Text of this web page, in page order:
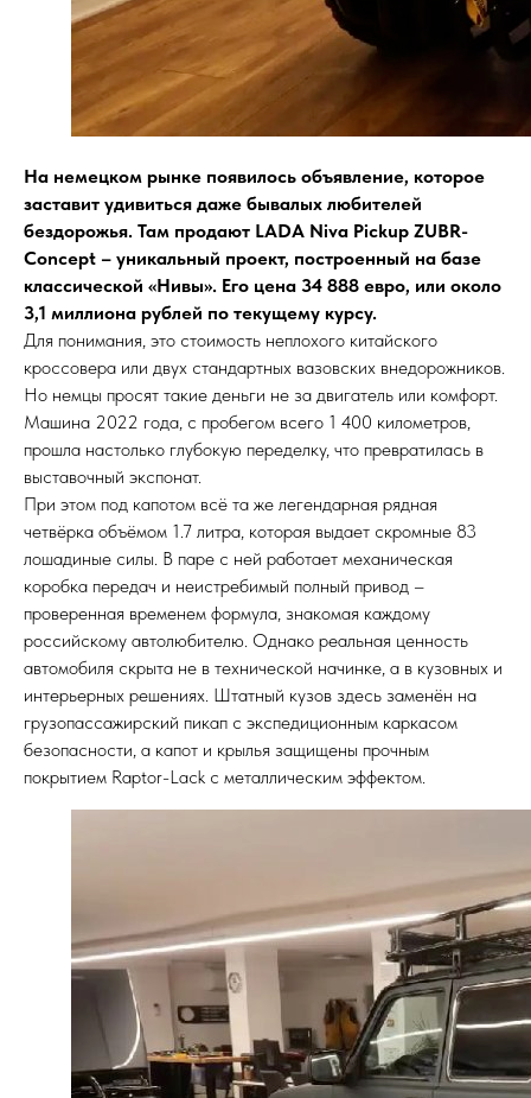
На немецком рынке появилось объявление, которое
заставит удивиться даже бывалых любителей
бездорожья. Там продают LADA Niva Pickup ZUBR-
Concept – уникальный проект, построенный на базе
классической «Нивы». Его цена 34 888 евро, или около
3,1 миллиона рублей по текущему курсу.
Для понимания, это стоимость неплохого китайского
кроссовера или двух стандартных вазовских внедорожников.
Но немцы просят такие деньги не за двигатель или комфорт.
Машина 2022 года, с пробегом всего 1 400 километров,
прошла настолько глубокую переделку, что превратилась в
выставочный экспонат.
При этом под капотом всё та же легендарная рядная
четвёрка объёмом 1.7 литра, которая выдает скромные 83
лошадиные силы. В паре с ней работает механическая
коробка передач и неистребимый полный привод –
проверенная временем формула, знакомая каждому
российскому автолюбителю. Однако реальная ценность
автомобиля скрыта не в технической начинке, а в кузовных и
интерьерных решениях. Штатный кузов здесь заменён на
грузопассажирский пикап с экспедиционным каркасом
безопасности, а капот и крылья защищены прочным
покрытием Raptor-Lack с металлическим эффектом.